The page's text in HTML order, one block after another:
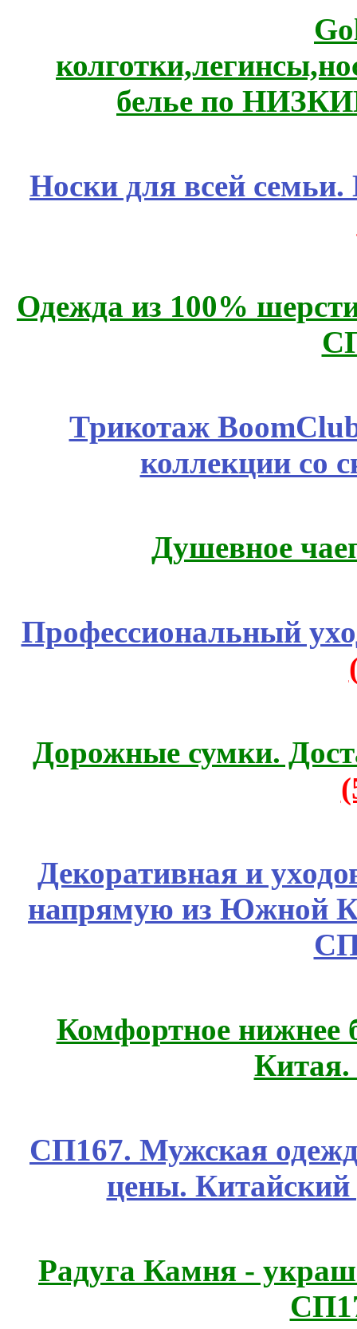
белье по
Носки для всей
Одежда из 100%
Трикотаж
коллекции со
Душевное
Профессиональный
Дорожные сумки.
Декоративная и
напрямую из
Комфортное нижнее
СП167. Мужская
цены.
Радуга Камня -